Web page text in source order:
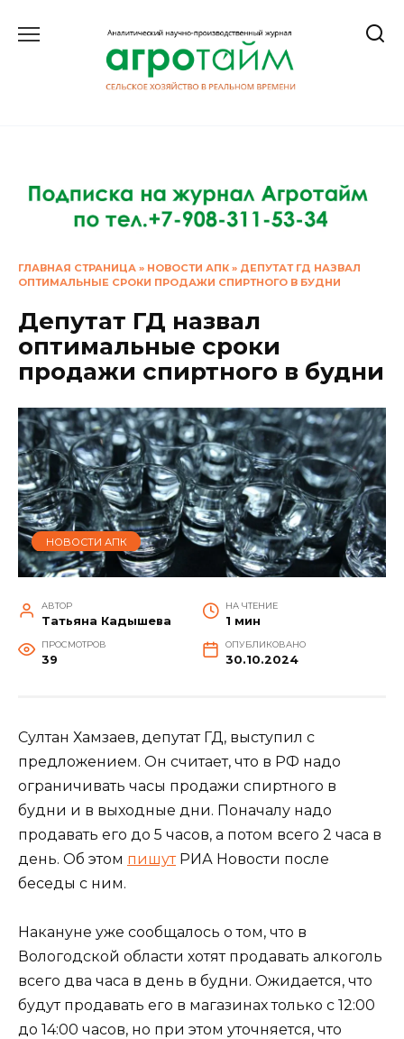
ГЛАВНАЯ СТРАНИЦА » НОВОСТИ АПК » ДЕПУТАТ ГД НАЗВАЛ
ОПТИМАЛЬНЫЕ СРОКИ ПРОДАЖИ СПИРТНОГО В БУДНИ
Депутат ГД назвал
оптимальные сроки
продажи спиртного в будни
НОВОСТИ АПК
АВТОР
Татьяна Кадышева
НА ЧТЕНИЕ
1 мин
ПРОСМОТРОВ
39
ОПУБЛИКОВАНО
30.10.2024
Султан Хамзаев, депутат ГД, выступил с
предложением. Он считает, что в РФ надо
ограничивать часы продажи спиртного в
будни и в выходные дни. Поначалу надо
продавать его до 5 часов, а потом всего 2 часа в
день. Об этом пишутРИА Новости после
беседы с ним.
Накануне уже сообщалось о том, что в
Вологодской области хотят продавать алкоголь
всего два часа в день в будни. Ожидается, что
будут продавать его в магазинах только с 12:00
до 14:00 часов, но при этом уточняется, что